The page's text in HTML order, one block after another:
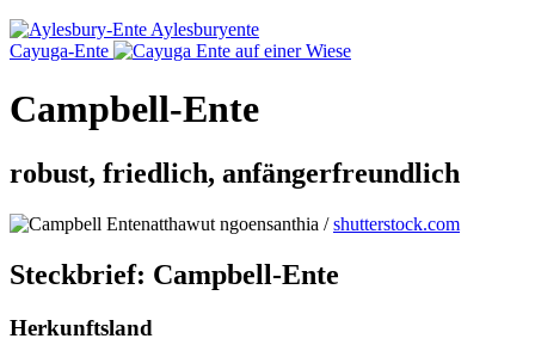
Aylesburyente
Cayuga-Ente
Campbell-Ente
robust, friedlich, anfängerfreundlich
natthawut ngoensanthia /shutterstock.com
Steckbrief: Campbell-Ente
Herkunftsland